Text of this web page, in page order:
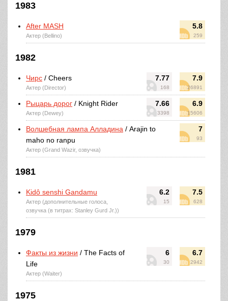
1983
5.8
259
After MASH
Актер (Bellino)
1982
7.77
168
7.9
26891
Чирс / Cheers
Актер (Director)
7.66
3398
6.9
15606
Рыцарь дорог / Knight Rider
Актер (Dewey)
7
93
Волшебная лампа Алладина / Arajin to
maho no ranpu
Актер (Grand Wazir, озвучка)
1981
6.2
15
7.5
628
Kidô senshi Gandamu
Актер (дополнительные голоса,
озвучка (в титрах: Stanley Gurd Jr.))
1979
6
30
6.7
2942
Факты из жизни / The Facts of
Life
Актер (Waiter)
1975